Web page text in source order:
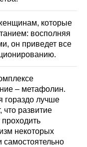
которые
восполняя
он приведет все
– метафолин.
гораздо лучше
что развитие
некоторых